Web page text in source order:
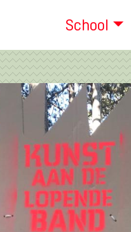
School